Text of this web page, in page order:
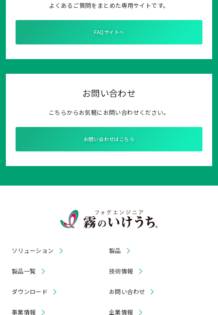
よくあるご質問をまとめた専用サイトです。
FAQサイトへ
お問い合わせ
こちらからお気軽にお問い合わせください。
お問い合わせはこちら
ソリューション 製品
製品一覧 技術情報
ダウンロード お問い合わせ
事業情報 企業情報